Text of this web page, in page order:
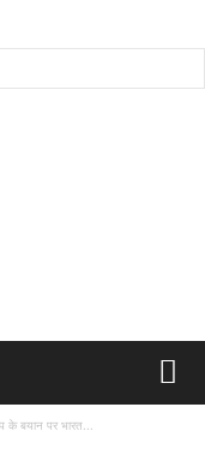
के बयान पर भारत...